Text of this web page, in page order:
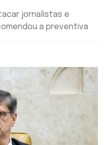
jornalistas e
a preventiva